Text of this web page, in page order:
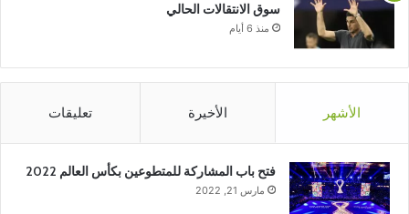
سوق الانتقالات الحالي
منذ 6 أيام
الأشهر الأخيرة تعليقات
فتح باب المشاركة للمتطوعين بكأس العالم 2022
مارس 21, 2022